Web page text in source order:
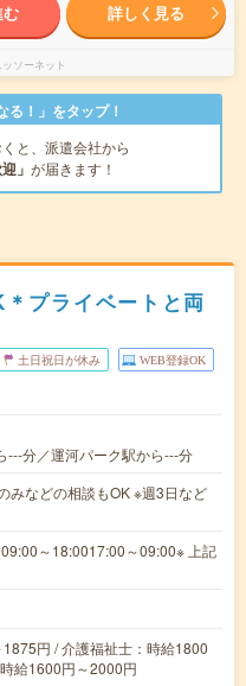
む 詳しく見る
ソーネット
！」をタップ！
と、派遣会社から
」 が届きます！
プライベートと両
土日祝日が休み WEB登録OK
---分／運河パーク駅から---分
みなどの相談もOK ※週3日など
～18:0017:00～09:00※ 上記
円 / 介護福祉士：時給1800
給1600円～2000円